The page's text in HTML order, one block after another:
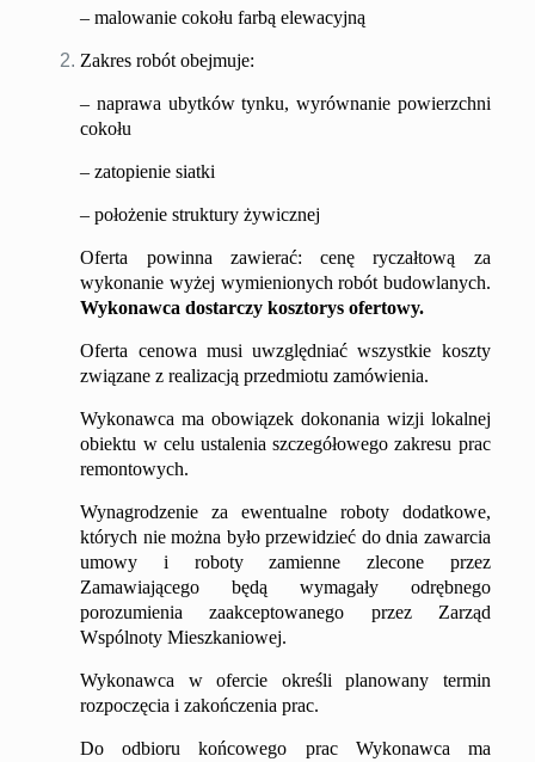
– malowanie cokołu farbą elewacyjną
Zakres robót obejmuje:
– naprawa ubytków tynku,wyrównanie powierzchni
cokołu
– zatopienie siatki
– położenie struktury żywicznej
Oferta powinna zawierać:cenę ryczałtową za
wykonanie wyżej wymienionych robót budowlanych.
Wykonawca dostarczy kosztorys ofertowy.
Oferta cenowa musi uwzględniać wszystkie koszty
związane z realizacją przedmiotu zamówienia.
Wykonawca ma obowiązek dokonania wizji lokalnej
obiektu w celu ustalenia szczegółowego zakresu prac
remontowych.
Wynagrodzenie za ewentualne roboty dodatkowe,
których nie można było przewidzieć do dnia zawarcia
umowy i roboty zamienne zlecone przez
Zamawiającego będą wymagały odrębnego
porozumienia zaakceptowanego przez Zarząd
Wspólnoty Mieszkaniowej.
Wykonawca w ofercie określi planowany termin
rozpoczęcia i zakończenia prac.
Do odbioru końcowego prac Wykonawca ma